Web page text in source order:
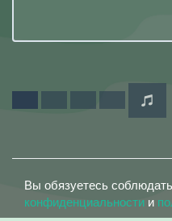
Вы обязуетесь соблюдать
конфиденциальности и